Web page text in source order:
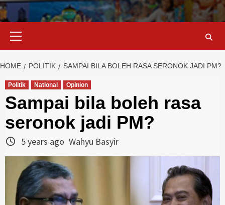
HOME POLITIK SAMPAI BILA BOLEH RASA SERONOK JADI PM?
Politik National Opinion
Sampai bila boleh rasa
seronok jadi PM?
5 years ago Wahyu Basyir